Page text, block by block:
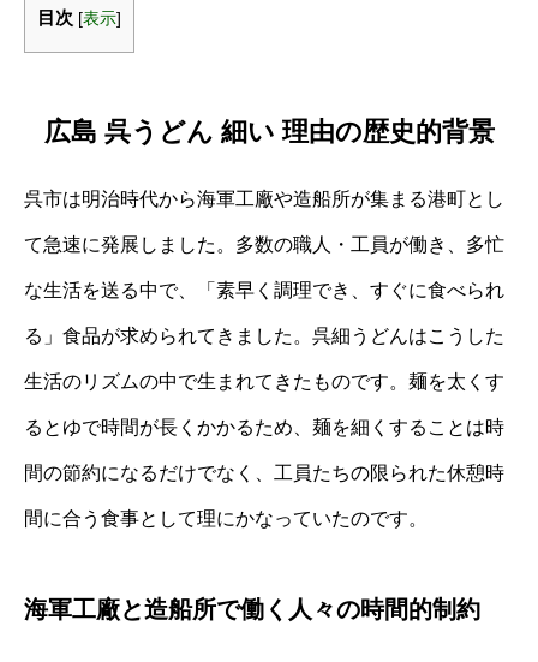
目次 [表示]
広島 呉うどん 細い 理由の歴史的背景
呉市は明治時代から海軍工廠や造船所が集まる港町とし
て急速に発展しました。多数の職人・工員が働き、多忙
な生活を送る中で、「素早く調理でき、すぐに食べられ
る」食品が求められてきました。呉細うどんはこうした
生活のリズムの中で生まれてきたものです。麺を太くす
るとゆで時間が長くかかるため、麺を細くすることは時
間の節約になるだけでなく、工員たちの限られた休憩時
間に合う食事として理にかなっていたのです。
海軍工廠と造船所で働く人々の時間的制約